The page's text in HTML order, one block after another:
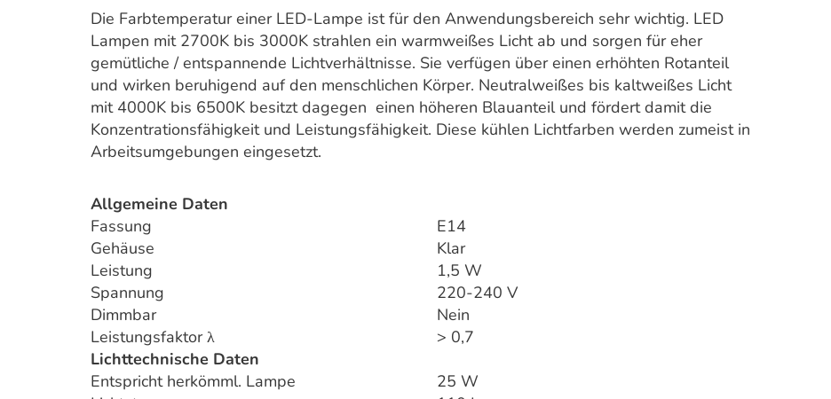
Die Farbtemperatur einer LED-Lampe ist für den Anwendungsbereich sehr wichtig. LED
Lampen mit 2700K bis 3000K strahlen ein warmweißes Licht ab und sorgen für eher
gemütliche / entspannende Lichtverhältnisse. Sie verfügen über einen erhöhten Rotanteil
und wirken beruhigend auf den menschlichen Körper. Neutralweißes bis kaltweißes Licht
mit 4000K bis 6500K besitzt dagegen einen höheren Blauanteil und fördert damit die
Konzentrationsfähigkeit und Leistungsfähigkeit. Diese kühlen Lichtfarben werden zumeist in
Arbeitsumgebungen eingesetzt.
Allgemeine Daten
Fassung
E14
Gehäuse
Klar
Leistung
1,5 W
Spannung
220-240 V
Dimmbar
Nein
Leistungsfaktor λ
> 0,7
Lichttechnische Daten
Entspricht herkömml. Lampe
25 W